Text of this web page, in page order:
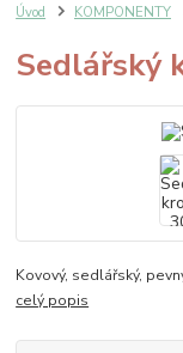
Úvod KOMPONENTY
Sedlářský
Kovový, sedlářský,
celý popis